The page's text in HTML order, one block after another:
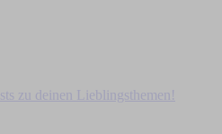
zu deinen Lieblingsthemen!